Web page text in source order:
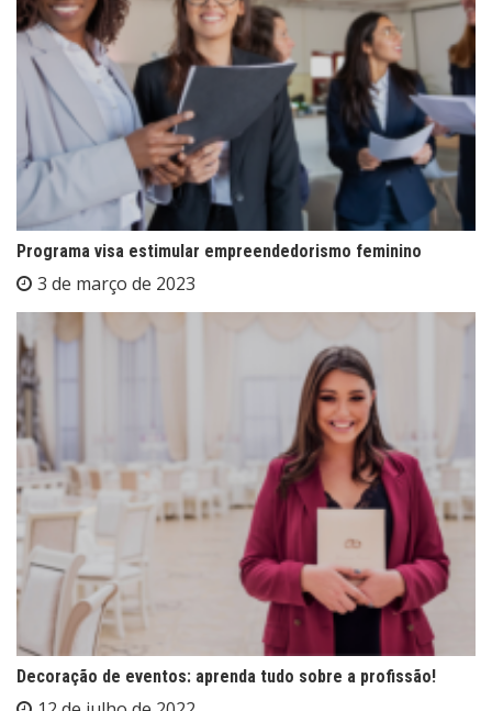
Programa visa estimular empreendedorismo feminino
3 de março de 2023
Decoração de eventos: aprenda tudo sobre a profissão!